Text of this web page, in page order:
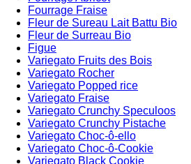
Fourrage Fraise
Fleur de Sureau Lait Battu Bio
Fleur de Surreau Bio
Figue
Variegato Fruits des Bois
Variegato Rocher
Variegato Popped rice
Variegato Fraise
Variegato Crunchy Speculoos
Variegato Crunchy Pistache
Variegato Choc-ô-ello
Variegato Choc-ô-Cookie
Variegato Black Cookie